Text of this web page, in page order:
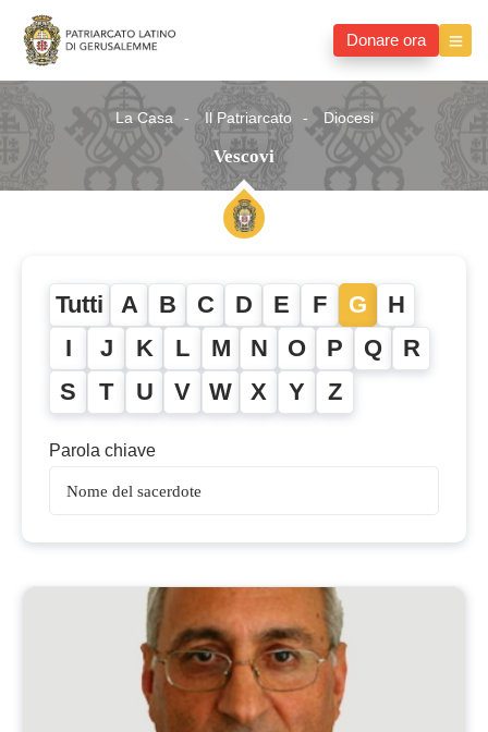
Donare ora
La Casa Il Patriarcato Diocesi
Vescovi
Tutti A B C D E F G H
I J K L M N O P Q R
S T U V W X Y Z
Parola chiave